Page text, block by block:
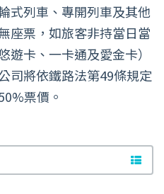
式列車、專開列車及其他
座票，如旅客非持當日當
遊卡、一卡通及愛金卡）
司將依鐵路法第49條規定
票價。
文字